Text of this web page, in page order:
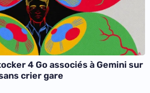
4 Go associés à Gemini sur
crier gare